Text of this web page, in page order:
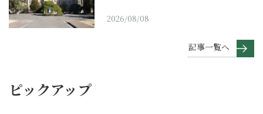
2026/08/08
記事一覧へ
ピックアップ